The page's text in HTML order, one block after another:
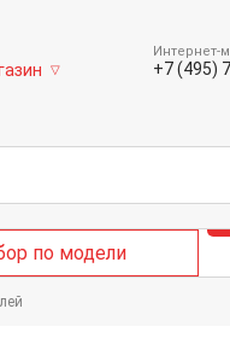
▽
Интернет-
+7 (495)
по модели